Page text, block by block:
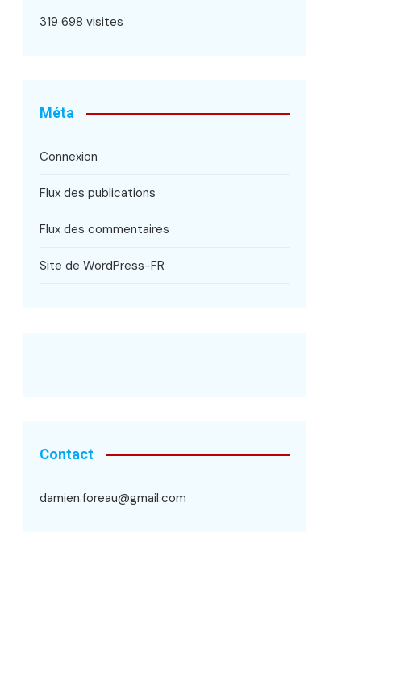
319 698 visites
Méta
Connexion
Flux des publications
Flux des commentaires
Site de WordPress-FR
Contact
damien.foreau@gmail.com